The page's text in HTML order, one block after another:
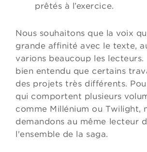
prêtés à l’exercice.
Nous souhaitons que la voix
grande affinité avec le texte,
varions beaucoup les lecteurs.
bien entendu que certains
des projets très différents.
qui comportent plusieurs
comme Millénium ou Twilight,
demandons au même lecteur
l'ensemble de la saga.